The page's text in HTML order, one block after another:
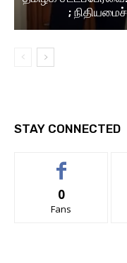
;
STAY CONNECTED
0
Fans